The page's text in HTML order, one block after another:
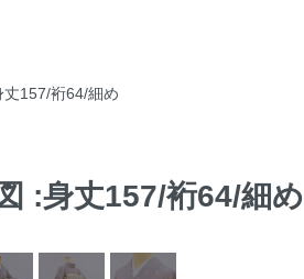
157/裄64/細め
:身丈157/裄64/細め